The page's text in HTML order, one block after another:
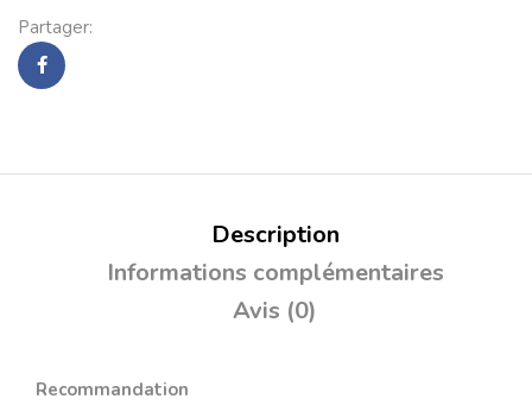
Partager:
Description
Informations complémentaires
Avis (0)
Recommandation